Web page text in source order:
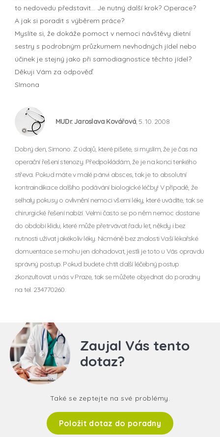
to nedovedu představit... Je nutný další krok? Operace?
A jak si poradit s výběrem práce?
Myslíte si, že dokáže pomoct v nemoci návštěvy dietní
sestry s podrobným průzkumem nevhodných jídel nebo
účinek je stejný jako při samodiagnostice těchto jídel?
Děkuji Vám za odpověď.
SImona
MUDr. Jaroslava Kovářová, 5. 10. 2008
Dobrý den, Simono. Z údajů, které píšete, si myslím, že je čas na
operační řešení stenozy. Předpokládám, že je na konci tenkého
střeva. Pokud máte v malé pánvi absces, tak je to absolutní
kontraindikace dalšího podávání biologické léčby! V případě, že
selhaly pokusy o ovlivnění nemoci všemi léky, které uvádíte, tak se
chirurgické řešení nabízí. Velmi často se po něm nemoc dostane
do období klidu, které může přetrvávat řadu let, někdy i bez
nutnosti užívat jakékoliv léky. Nicméně bez znalosti Vaší lékařské
domuentace se mohu jen dohadovat, jestli je toto u Vás opravdu
správný postup. Pokud budete chtít další léčebný postup
zkonzultovat u nás v Praze, tak se můžete objednat do poradny
na tel. 234770260.
Zaujal Vás tento
dotaz?
Také se zeptejte na své problémy.
Položit dotaz do poradny